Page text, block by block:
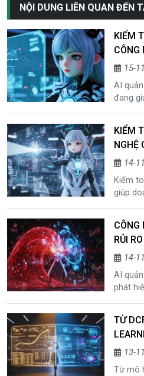
NỘI DUNG LIÊN QUAN ĐẾN
KIỂM
CÔNG
SAI15-
AI
đang
bảo
cáo tài
KIỂM
NGHỆ
14-
Kiểm
giúp
phá
thủ
CÔNG
RỦI
ĐIỀU
14-
AI
phát
dụng
thông
TỪ
THAY
13-
Từ mô